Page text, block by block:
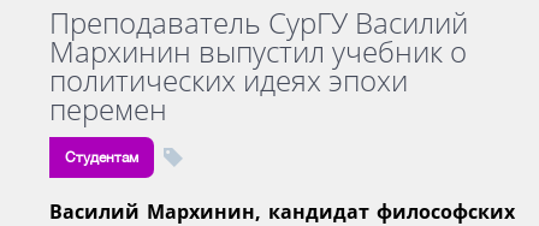
Преподаватель СурГУ Василий
Мархинин выпустил учебник о
политических идеях эпохи
перемен
Студентам
Василий Мархинин, кандидат философских